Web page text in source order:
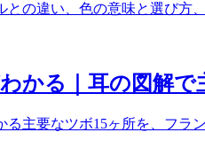
の違い、色の意味と選び方
かる｜耳の図解で
主要なツボ15ヶ所を、フラ